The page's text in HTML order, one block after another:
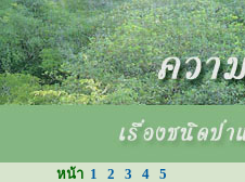
หน้า 1 2 3 4 5